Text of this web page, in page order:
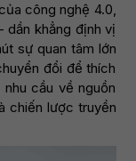
công nghệ 4.0,
dần khẳng định vị
sự quan tâm lớn
đổi để thích
cầu về nguồn
chiến lược truyền